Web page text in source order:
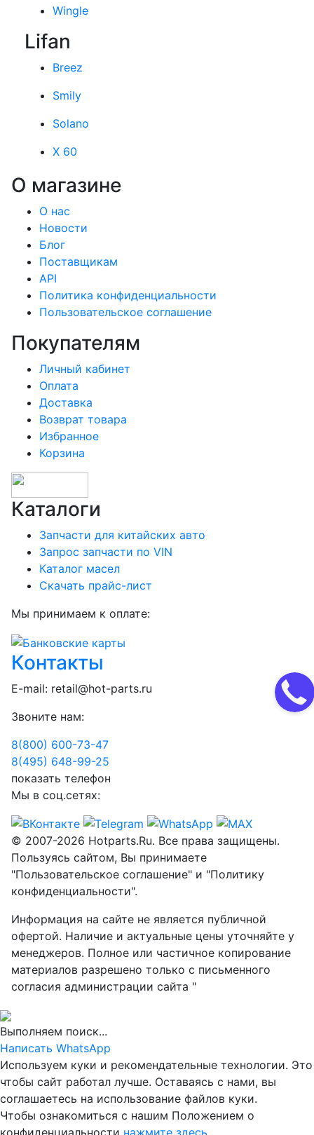
Wingle
Lifan
Breez
Smily
Solano
X 60
О магазине
О нас
Новости
Блог
Поставщикам
API
Политика конфиденциальности
Пользовательское соглашение
Покупателям
Личный кабинет
Оплата
Доставка
Возврат товара
Избранное
Корзина
Каталоги
Запчасти для китайских авто
Запрос запчасти по VIN
Каталог масел
Скачать прайс-лист
Мы принимаем к оплате:
Контакты
E-mail: retail@hot-parts.ru
Звоните нам:
8(800) 600-73-47
8(495) 648-99-25
показать телефон
Мы в соц.сетях:
© 2007-2026 Hotparts.Ru. Все права защищены.
Пользуясь сайтом, Вы принимаете
"Пользовательское соглашение" и "Политику
конфиденциальности".
Информация на сайте не является публичной
офертой. Наличие и актуальные цены уточняйте у
менеджеров. Полное или частичное копирование
материалов разрешено только с письменного
согласия администрации сайта "
Выполняем поиск...
Написать WhatsApp
Используем куки и рекомендательные технологии. Это
чтобы сайт работал лучше. Оставаясь с нами, вы
соглашаетесь на использование файлов куки.
Чтобы ознакомиться с нашим Положением о